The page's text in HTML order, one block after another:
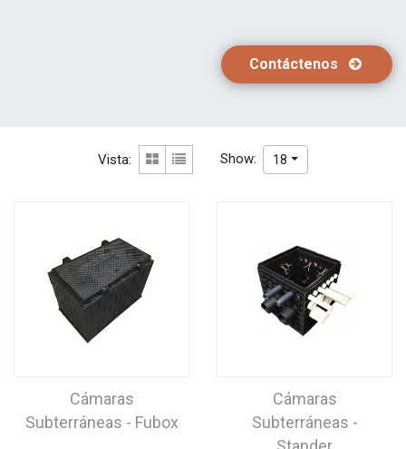
Contáctenos
Vista: Show: 18
Cámaras
Subterráneas - Fubox
Cámaras
Subterráneas -